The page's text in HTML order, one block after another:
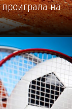
проиграла на